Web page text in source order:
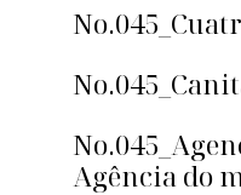
Agência do